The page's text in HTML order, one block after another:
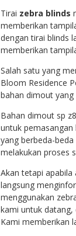
Tirai zebra blinds
memberikan
dengan tirai blinds
memberikan
Salah satu yang
Bloom Residence
bahan dimout
Bahan dimout sp
untuk pemasangan
yang berbeda-
melakukan proses
Akan tetapi apabila
langsung
menggunakan
kami untuk datang,
Kami memberikan